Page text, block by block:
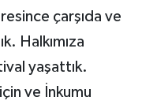
çarşıda ve
Halkımıza
yaşattık.
ve İnkumu